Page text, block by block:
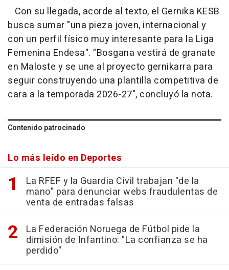
Con su llegada, acorde al texto, el Gernika KESB
busca sumar "una pieza joven, internacional y
con un perfil físico muy interesante para la Liga
Femenina Endesa". "Bosgana vestirá de granate
en Maloste y se une al proyecto gernikarra para
seguir construyendo una plantilla competitiva de
cara a la temporada 2026-27", concluyó la nota.
Contenido patrocinado
Lo más leído en Deportes
La RFEF y la Guardia Civil trabajan "de la
mano" para denunciar webs fraudulentas de
venta de entradas falsas
La Federación Noruega de Fútbol pide la
dimisión de Infantino: "La confianza se ha
perdido"